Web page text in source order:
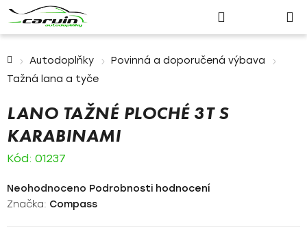
Přihlášení
košík
Autodoplňky
Povinná a doporučená výbava
Tažná lana a tyče
LANO TAŽNÉ PLOCHÉ 3T S
KARABINAMI
Kód: 01237
Průměrné
hodnocení
Neohodnoceno Podrobnosti hodnocení
Značka: Compass